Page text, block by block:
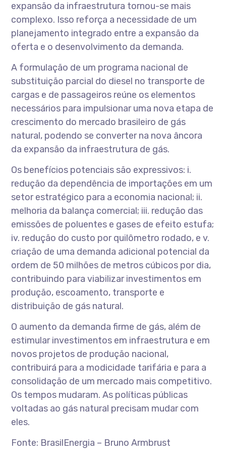
expansão da infraestrutura tornou-se mais
complexo. Isso reforça a necessidade de um
planejamento integrado entre a expansão da
oferta e o desenvolvimento da demanda.
A formulação de um programa nacional de
substituição parcial do diesel no transporte de
cargas e de passageiros reúne os elementos
necessários para impulsionar uma nova etapa de
crescimento do mercado brasileiro de gás
natural, podendo se converter na nova âncora
da expansão da infraestrutura de gás.
Os benefícios potenciais são expressivos: i.
redução da dependência de importações em um
setor estratégico para a economia nacional; ii.
melhoria da balança comercial; iii. redução das
emissões de poluentes e gases de efeito estufa;
iv. redução do custo por quilômetro rodado, e v.
criação de uma demanda adicional potencial da
ordem de 50 milhões de metros cúbicos por dia,
contribuindo para viabilizar investimentos em
produção, escoamento, transporte e
distribuição de gás natural.
O aumento da demanda firme de gás, além de
estimular investimentos em infraestrutura e em
novos projetos de produção nacional,
contribuirá para a modicidade tarifária e para a
consolidação de um mercado mais competitivo.
Os tempos mudaram. As políticas públicas
voltadas ao gás natural precisam mudar com
eles.
Fonte: BrasilEnergia – Bruno Armbrust